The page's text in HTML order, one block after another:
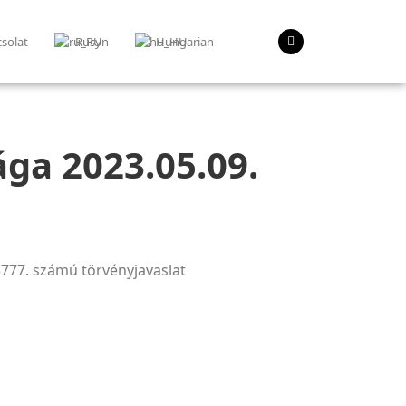
Rusyn Hungarian
2023.05.09.
számú törvényjavaslat